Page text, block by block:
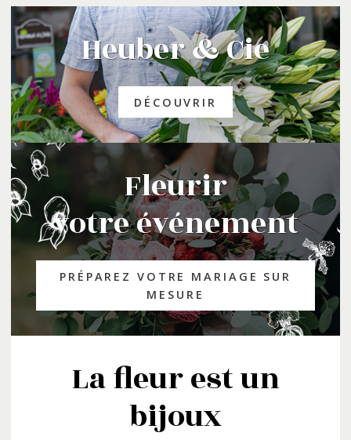
Heuber & Cie
DÉCOUVRIR
Fleurir
votre événement
PRÉPAREZ VOTRE MARIAGE SUR
MESURE
La fleur est un
bijoux